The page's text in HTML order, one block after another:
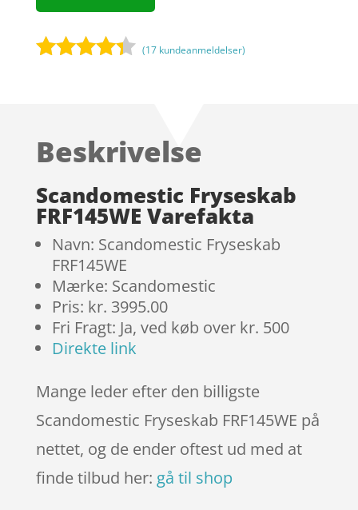
på
mmelser
(17 kundeanmeldelser)
Beskrivelse
Scandomestic Fryseskab
FRF145WE Varefakta
Navn: Scandomestic Fryseskab
FRF145WE
Mærke: Scandomestic
Pris: kr. 3995.00
Fri Fragt: Ja, ved køb over kr. 500
Direkte link
Mange leder efter den billigste
Scandomestic Fryseskab FRF145WE på
nettet, og de ender oftest ud med at
finde tilbud her: gå til shop